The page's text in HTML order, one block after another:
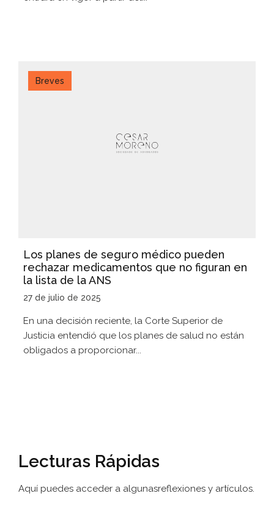
Breves
Los planes de seguro médico pueden
rechazar medicamentos que no figuran en
la lista de la ANS
27 de julio de 2025
En una decisión reciente, la Corte Superior de
Justicia entendió que los planes de salud no están
obligados a proporcionar...
Lecturas Rápidas
Aquí puedes acceder a algunasreflexiones y artículos.